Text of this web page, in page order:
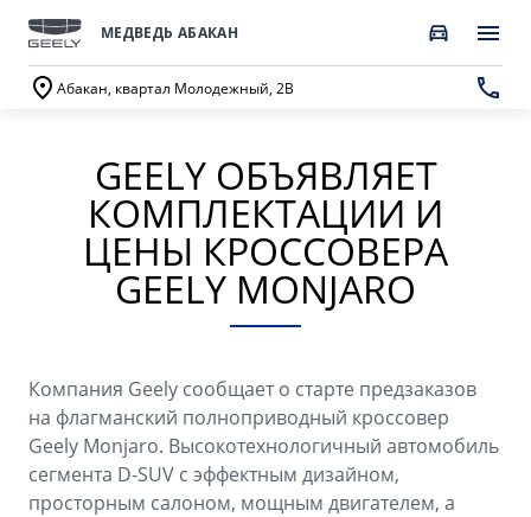
МЕДВЕДЬ АБАКАН
Абакан, квартал Молодежный, 2В
МОДЕЛИ
НОВЫЙ COOLRAY
CITYRAY
от 2 599 990 ₽*
ATLAS
от 3 189 990 ₽*
ПОКУПАТЕЛЯМ
ВЫБОР И ПОКУПКА
Автомобили в наличии
Получить персональное предложение
Записаться на тест-драйв
Трейд-ин
ВЛАДЕЛЬЦАМ
Запись в сервисный центр
Техническое обслуживание
Калькулятор ТО
Ценности сервиса Geely
Руководство по эксплуатации
О КОМПАНИИ
О бренде GEELY
О дилерском центре
Наша команда
Правовая информация
Контакты
GEELY ОБЪЯВЛЯЕТ
КОМПЛЕКТАЦИИ И
ЦЕНЫ КРОССОВЕРА
GEELY MONJARO
Компания Geely сообщает о старте предзаказов
на флагманский полноприводный кроссовер
Geely Monjaro. Высокотехнологичный автомобиль
сегмента D-SUV с эффектным дизайном,
просторным салоном, мощным двигателем, а